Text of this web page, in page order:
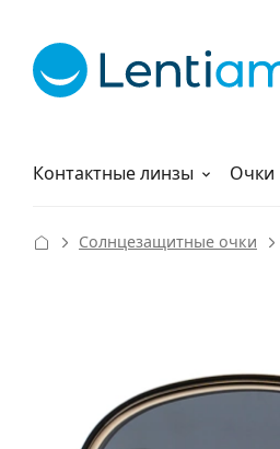
Контактные линзы
Растворы Очки
Как заказать
Солнцезащитные очки